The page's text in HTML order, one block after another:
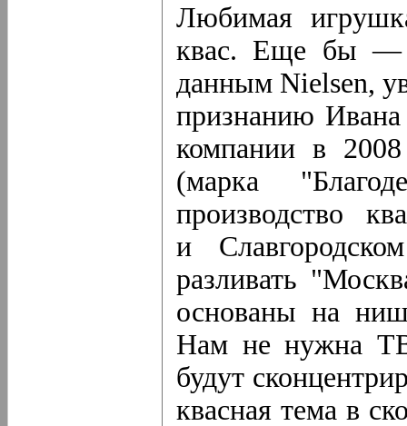
Любимая
квас. Еще бы —
данным Nielsen,
признанию
компании в
(марка
производство
и
разливать
основаны на
Нам не нужна
будут
квасная тема в